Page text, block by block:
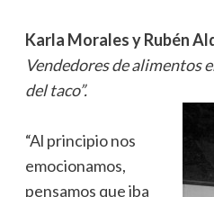
Karla Morales y Rubén
Vendedores de alimentos
del taco”.
“Al principio nos
emocionamos,
pensamos que iba